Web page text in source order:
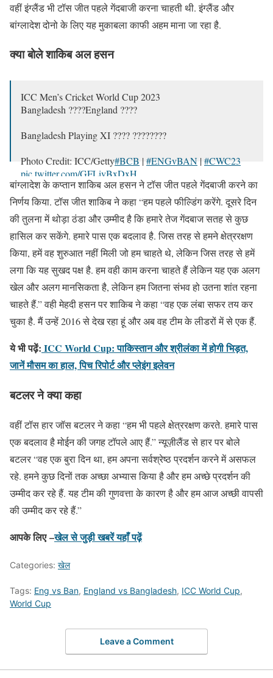
वहीं इंग्लैंड भी टॉस जीत पहले गेंदबाजी करना चाहती थी. इंग्लैंड और
बांग्लादेश दोनो के लिए यह मुकाबला काफी अहम माना जा रहा है.
क्या बोले शाकिब अल हसन
ICC Men’s Cricket World Cup 2023
Bangladesh ????England ????
Bangladesh Playing XI ???? ????????
Photo Credit: ICC/Getty#BCB | #ENGvBAN | #CWC23
pic.twitter.com/GFLivBxDxH
— Bangladesh Cricket (@BCBtigers)October 10, 2023
बांग्लादेश के कप्तान शाकिब अल हसन ने टॉस जीत पहले गेंदबाजी करने का
निर्णय किया. टॉस जीत शाकिब ने कहा “हम पहले फील्डिंग करेंगे. दूसरे दिन
की तुलना में थोड़ा ठंडा और उम्मीद है कि हमारे तेज गेंदबाज सतह से कुछ
हासिल कर सकेंगे. हमारे पास एक बदलाव है. जिस तरह से हमने क्षेत्ररक्षण
किया, हमें वह शुरुआत नहीं मिली जो हम चाहते थे, लेकिन जिस तरह से हमें
लगा कि यह सुखद पक्ष है. हम वही काम करना चाहते हैं लेकिन यह एक अलग
खेल और अलग मानसिकता है, लेकिन हम जितना संभव हो उतना शांत रहना
चाहते हैं.” वही मेहदी हसन पर शाकिब ने कहा “वह एक लंबा सफर तय कर
चुका है. मैं उन्हें 2016 से देख रहा हूं और अब वह टीम के लीडरों में से एक हैं.
ये भी पढ़ें: ICC World Cup: पाकिस्तान और श्रीलंका में होगी भिड़त,
जानें मौसम का हाल, पिच रिपोर्ट और प्लेइंग इलेवन
बटलर ने क्या कहा
वहीं टॉस हार जॉस बटलर ने कहा “हम भी पहले क्षेत्ररक्षण करते. हमारे पास
एक बदलाव है मोईन की जगह टॉपले आए हैं.” न्यूज़ीलैंड से हार पर बोले
बटलर “वह एक बुरा दिन था, हम अपना सर्वश्रेष्ठ प्रदर्शन करने में असफल
रहे. हमने कुछ दिनों तक अच्छा अभ्यास किया है और हम अच्छे प्रदर्शन की
उम्मीद कर रहे हैं. यह टीम की गुणवत्ता के कारण है और हम आज अच्छी वापसी
की उम्मीद कर रहे हैं.”
आपके लिए –खेल से जुड़ी खबरें यहाँ पढ़ें
Categories: खेल
Tags: Eng vs Ban, England vs Bangladesh, ICC World Cup,
World Cup
Leave a Comment